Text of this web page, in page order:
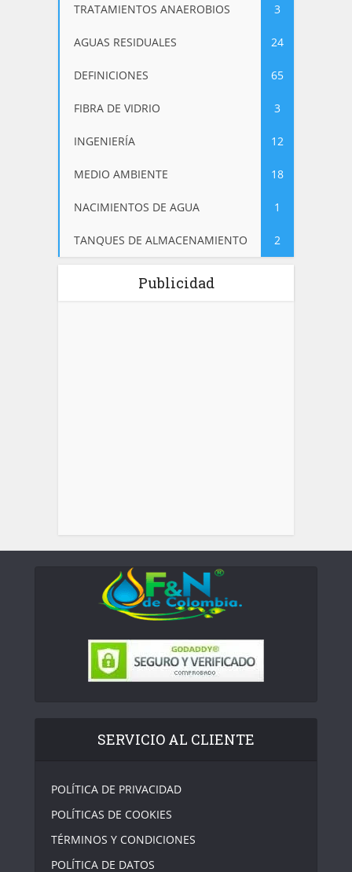
TRATAMIENTOS ANAEROBIOS 3
AGUAS RESIDUALES 24
DEFINICIONES 65
FIBRA DE VIDRIO 3
INGENIERÍA 12
MEDIO AMBIENTE 18
NACIMIENTOS DE AGUA 1
TANQUES DE ALMACENAMIENTO 2
Publicidad
SERVICIO AL CLIENTE
POLÍTICA DE PRIVACIDAD
POLÍTICAS DE COOKIES
TÉRMINOS Y CONDICIONES
POLÍTICA DE DATOS